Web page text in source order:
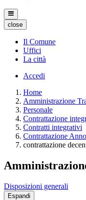
close
Il Comune
Uffici
La città
Accedi
Home
Amministrazione
Personale
Contrattazione
Contratti integrativi
Contrattazione
contrattazione
Disposizioni generali
Espandi